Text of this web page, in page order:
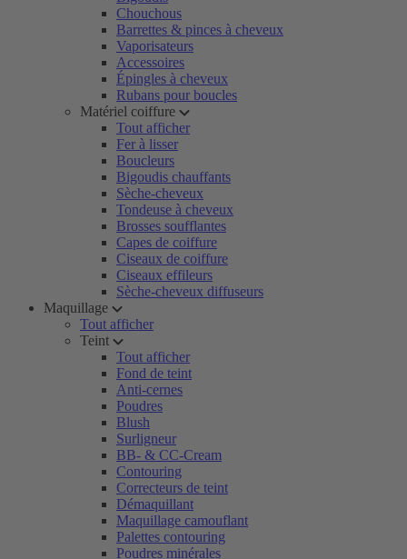
Chouchous
Barrettes & pinces à cheveux
Vaporisateurs
Accessoires
Épingles à cheveux
Rubans pour boucles
Matériel coiffure
Tout afficher
Fer à lisser
Boucleurs
Bigoudis chauffants
Sèche-cheveux
Tondeuse à cheveux
Brosses soufflantes
Capes de coiffure
Ciseaux de coiffure
Ciseaux effileurs
Sèche-cheveux diffuseurs
Maquillage
Tout afficher
Teint
Tout afficher
Fond de teint
Anti-cernes
Poudres
Blush
Surligneur
BB- & CC-Cream
Contouring
Correcteurs de teint
Démaquillant
Maquillage camouflant
Palettes contouring
Poudres minérales